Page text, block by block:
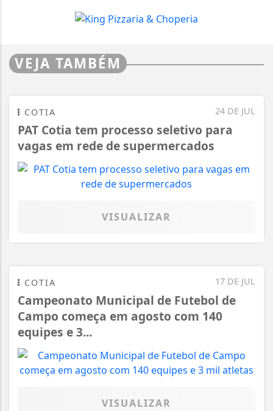
VEJA TAMBÉM
24 DE JUL
COTIA
PAT Cotia tem processo seletivo para
vagas em rede de supermercados
VISUALIZAR
17 DE JUL
COTIA
Campeonato Municipal de Futebol de
Campo começa em agosto com 140
equipes e 3...
VISUALIZAR